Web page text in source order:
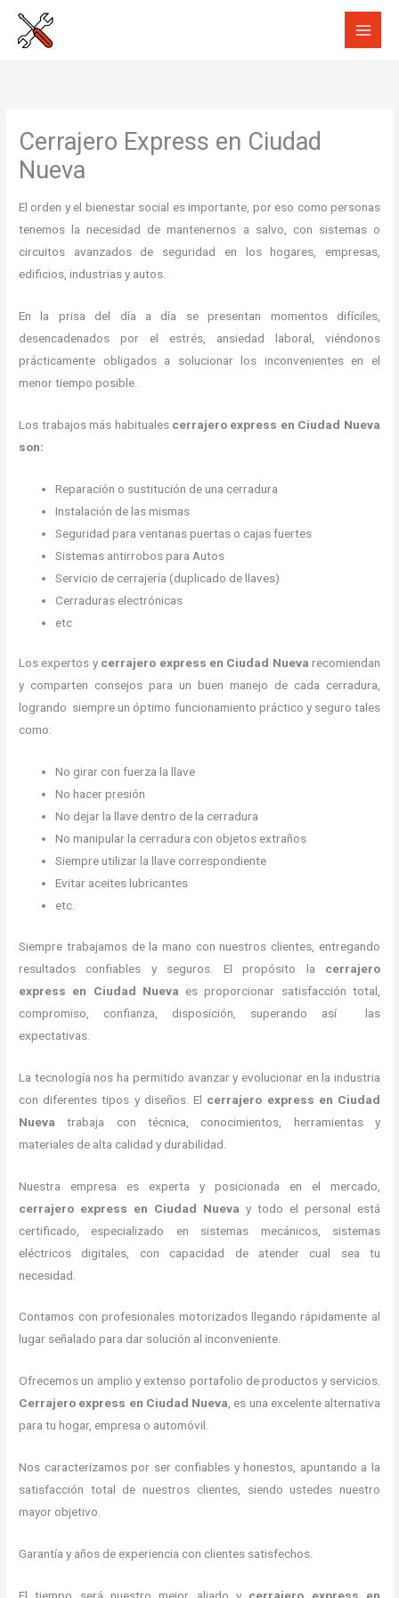
Cerrajero Express en Ciudad
Nueva
El orden y el bienestar social es importante, por eso como personas
tenemos la necesidad de mantenernos a salvo, con sistemas o
circuitos avanzados de seguridad en los hogares, empresas,
edificios, industrias y autos.
En la prisa del día a día se presentan momentos difíciles,
desencadenados por el estrés, ansiedad laboral, viéndonos
prácticamente obligados a solucionar los inconvenientes en el
menor tiempo posible.
Los trabajos más habitualescerrajero express en Ciudad Nueva
son:
Reparación o sustitución de una cerradura
Instalación de las mismas
Seguridad para ventanas puertas o cajas fuertes
Sistemas antirrobos para Autos
Servicio de cerrajería (duplicado de llaves)
Cerraduras electrónicas
etc
Los expertos y cerrajero express en Ciudad Nueva recomiendan
y comparten consejos para un buen manejo de cada cerradura,
logrando siempre un óptimo funcionamiento práctico y seguro tales
como:
No girar con fuerza la llave
No hacer presión
No dejar la llave dentro de la cerradura
No manipular la cerradura con objetos extraños
Siempre utilizar la llave correspondiente
Evitar aceites lubricantes
etc.
Siempre trabajamos de la mano con nuestros clientes, entregando
resultados confiables y seguros. El propósito la cerrajero
express en Ciudad Nueva es proporcionar satisfacción total,
compromiso, confianza, disposición, superando así las
expectativas.
La tecnología nos ha permitido avanzar y evolucionar en la industria
con diferentes tipos y diseños. El cerrajero express en Ciudad
Nueva trabaja con técnica, conocimientos, herramientas y
materiales de alta calidad y durabilidad.
Nuestra empresa es experta y posicionada en el mercado,
cerrajero express en Ciudad Nueva y todo el personal está
certificado, especializado en sistemas mecánicos, sistemas
eléctricos digitales, con capacidad de atender cual sea tu
necesidad.
Contamos con profesionales motorizados llegando rápidamente al
lugar señalado para dar solución al inconveniente.
Ofrecemos un amplio y extenso portafolio de productos y servicios.
Cerrajero express en Ciudad Nueva, es una excelente alternativa
para tu hogar, empresa o automóvil.
Nos caracterizamos por ser confiables y honestos, apuntando a la
satisfacción total de nuestros clientes, siendo ustedes nuestro
mayor objetivo.
Garantía y años de experiencia con clientes satisfechos.